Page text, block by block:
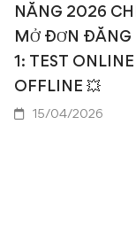
NĂNG 2026
MỞ ĐƠN ĐĂNG
1: TEST
OFFLINE 💥
15/04/2026